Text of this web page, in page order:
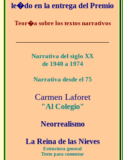
le�do en la entrega del Premio
Teor�a sobre los textos narrativos
Narrativa del siglo XX
de 1940 a 1974
Narrativa desde el 75
Carmen Laforet
"Al Colegio"
Neorrealismo
La Reina de las Nieves
Estructura general
Texto para comentar